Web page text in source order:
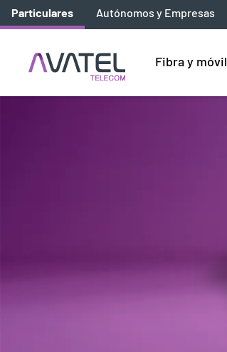
Particulares Autónomos y Empresas
Fibra y móvil